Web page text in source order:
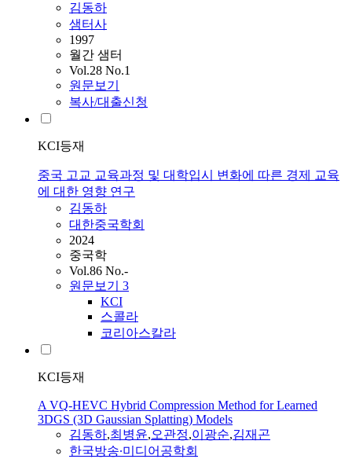
김동하
샘터사
1997
월간 샘터
Vol.28 No.1
원문보기
복사/대출신청
KCI등재
중국 고교 교육과정 및 대학입시 변화에 따른 경제 교육
에 대한 영향 연구
김동하
대한중국학회
2024
중국학
Vol.86 No.-
원문보기 3
KCI
스콜라
코리아스칼라
KCI등재
A VQ-HEVC Hybrid Compression Method for Learned
3DGS (3D Gaussian Splatting) Models
김동하,최병윤,오관정,이광순,김재곤
한국방송∙미디어공학회